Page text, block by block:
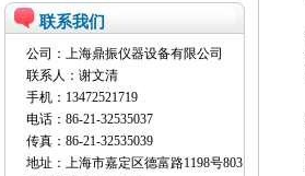
联系我们
公司：上海鼎振仪器设备有限公司
联系人：谢文清
手机：13472521719
电话：86-21-32535037
传真：86-21-32535039
地址：上海市嘉定区德富路1198号803